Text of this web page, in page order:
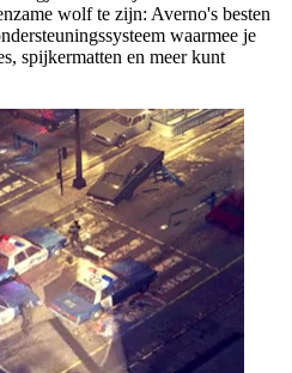
wolf te zijn: Averno's besten
waarmee je
spijkermatten en meer kunt